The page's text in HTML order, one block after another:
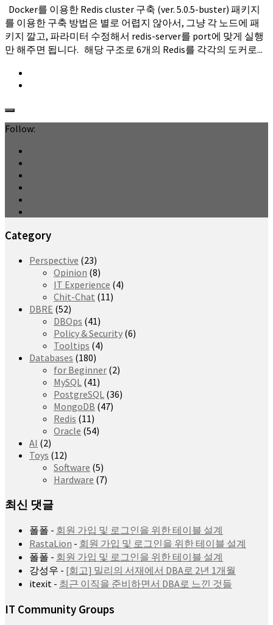
Docker를 이용한 Redis cluster 구축 (ver. 5.0.5-buster) 패키지
를 이용한 구축 방법은 별로 어렵지 않아서, 그냥 각 노드에 패
키지 깔고, 파라미터 수정해서 redis-server를 port에 맞게 실행
만 해주면 됩니다. 해당 구조로 6개의 Redis를 각각의 도커로...
Follow:
Category
Perspective (23)
Opinion (8)
IT Experience (4)
Chit-Chat (11)
DBRE (52)
DBOps (41)
Policy & Security (6)
Tooltips (4)
Databases (180)
for Beginner (2)
MySQL (41)
PostgreSQL (36)
MongoDB (47)
Redis (11)
Oracle (54)
AI (2)
Toys (12)
Software (5)
Hardware (7)
최신 댓글
폴폴 - 회원 가입 및 로그인을 위한 테이블 설계
RastaLion - 회원 가입 및 로그인을 위한 테이블 설계
폴폴 - 회원 가입 및 로그인을 위한 테이블 설계
강성우 - [회고] 밀리의 서재에서 DBA로 2년 1개월
itexit - 최근 이직을 준비하면서 DBA로 느낀 것들
IT Community Groups